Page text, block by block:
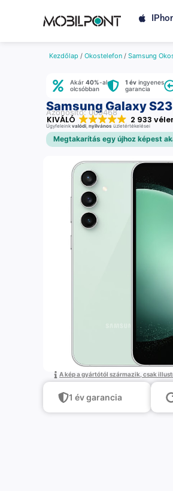
Kezdőlap / Okostelefon / Samsung
Akár 40%-al
olcsóbban
1 év ingyenes
garancia
Samsung Galaxy
Azonosító: 009468
KIVÁLÓ 2 933
Ügyfeleink valódi, nyilvános üzletértékelései
Megtakarítás egy újhoz képest
A kép a gyártótól származik, csak
1 év garancia